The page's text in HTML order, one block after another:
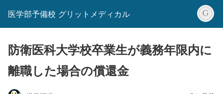
医学部予備校 グリットメディカル
防衛医科大学校卒業生が義務年限内に
離職した場合の償還金